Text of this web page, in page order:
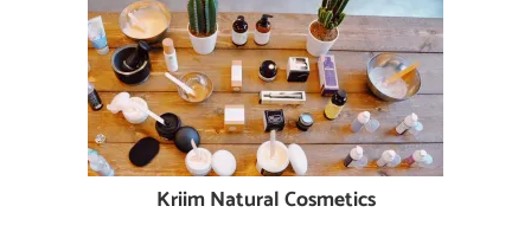
Kriim Natural Cosmetics